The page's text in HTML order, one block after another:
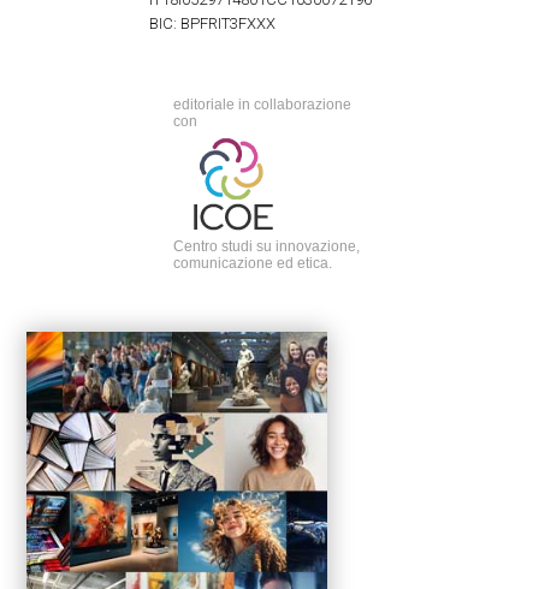
BIC: BPFRIT3FXXX
editoriale in collaborazione
con
Centro studi su innovazione,
comunicazione ed etica.